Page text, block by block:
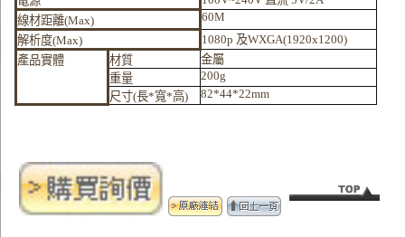
線材距離(Max)
60M
解析度(Max) 1080p 及WXGA(1920x1200)
產品實體
材質
金屬
重量
200g
尺寸(長*寬*高) 82*44*22mm